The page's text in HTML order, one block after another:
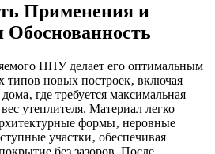
Применения и
ППУ делает его оптимальным
типов новых построек‚ включая
где требуется максимальная
утеплителя. Материал легко
формы‚ неровные
участки‚ обеспечивая